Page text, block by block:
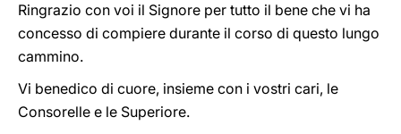
Ringrazio con voi il Signore per tutto il bene che vi ha
concesso di compiere durante il corso di questo lungo
cammino.
Vi benedico di cuore, insieme con i vostri cari, le
Consorelle e le Superiore.